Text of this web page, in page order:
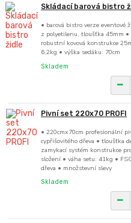
Skládací barová bistro
• barová bistro verze eventové
z polyetilenu, tloušťka 45mm
robustní kovová konstrukce
6,2kg • výška sedáku: 70cm
Skladem
Pivní set 220x70 PROFI
• 220cmx70cm profesionální
cypřišovitého dřeva • tloušťka
zamykací systém konstrukce
složení • váha setu: 41kg •
dřeva • množstevní slevy
Skladem